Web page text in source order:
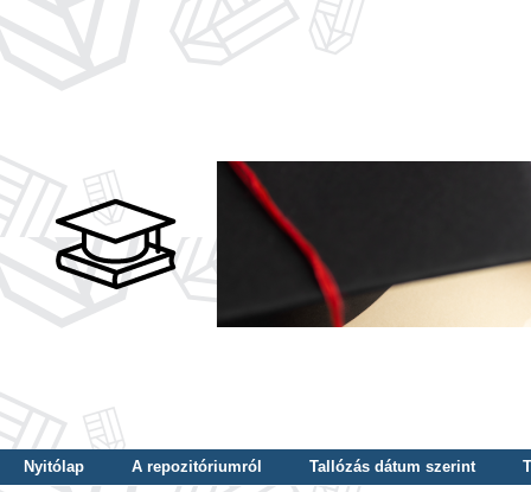
Nyitólap A repozitóriumról Tallózás dátum szerint